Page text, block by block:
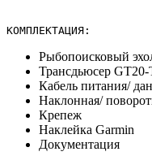
КОМПЛЕКТАЦИЯ:
Рыбопоисковый
Трансдьюсер
Кабель питания/
Наклонная/
Крепеж
Наклейка Garmin
Документация